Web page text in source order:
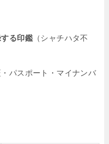
る印鑑 （シャチハタ不
・パスポート・マイナンバ